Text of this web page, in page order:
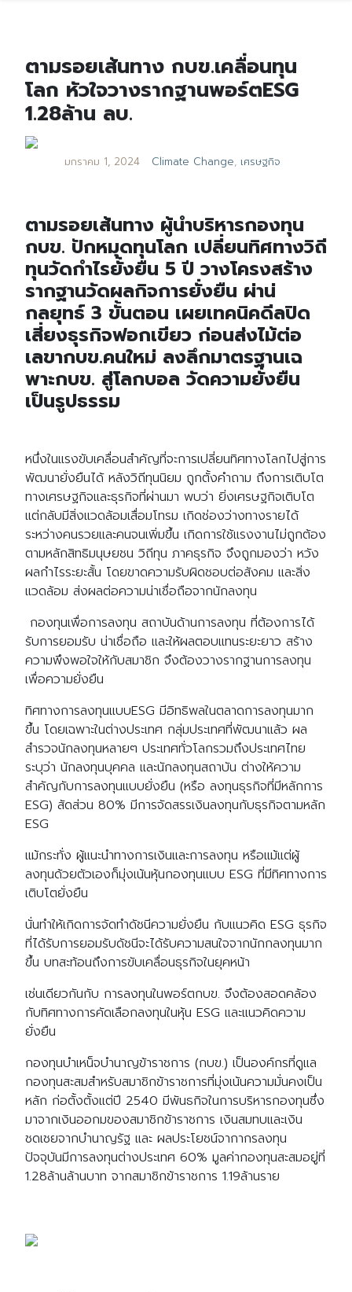
ตามรอยเส้นทาง กบข.เคลื่อนทุน
โลก หัวใจวางรากฐานพอร์ตESG
1.28ล้าน ลบ.
มกราคม 1, 2024 Climate Change, เศรษฐกิจ
ตามรอยเส้นทาง ผู้นำบริหารกองทุน
กบข. ปักหมุดทุนโลก เปลี่ยนทิศทางวิถี
ทุนวัดกำไรยั่งยืน 5 ปี วางโครงสร้าง
รากฐานวัดผลกิจการยั่งยืน ผ่าน่
กลยุทธ์ 3 ขั้นตอน เผยเทคนิคดีลปิด
เสี่ยงธุรกิจฟอกเขียว ก่อนส่งไม้ต่อ
เลขากบข.คนใหม่ ลงลึกมาตรฐานเฉ
พาะกบข. สู่โลกบอล วัดความยั่งยืน
เป็นรูปธรรม
หนึ่งในแรงขับเคลื่อนสำคัญที่จะการเปลี่ยนทิศทางโลกไปสู่การ
พัฒนายั่งยืนได้ หลังวิถีทุนนิยม ถูกตั้งคำถาม ถึงการเติบโต
ทางเศรษฐกิจและธุรกิจที่ผ่านมา พบว่า ยิ่งเศรษฐกิจเติบโต
แต่กลับมีสิ่งแวดล้อมเสื่อมโทรม เกิดช่องว่างทางรายได้
ระหว่างคนรวยและคนจนเพิ่มขึ้น เกิดการใช้แรงงานไม่ถูกต้อง
ตามหลักสิทธิมนุษยชน วิถีทุน ภาคธุรกิจ จึงถูกมองว่า หวัง
ผลกำไรระยะสั้น โดยขาดความรับผิดชอบต่อสังคม และสิ่ง
แวดล้อม ส่งผลต่อความน่าเชื่อถือจากนักลงทุน
กองทุนเพื่อการลงทุน สถาบันด้านการลงทุน ที่ต้องการได้
รับการยอมรับ น่าเชื่อถือ และให้ผลตอบแทนระยะยาว สร้าง
ความพึงพอใจให้กับสมาชิก จึงต้องวางรากฐานการลงทุน
เพื่อความยั่งยืน
ทิศทางการลงทุนแบบESG มีอิทธิพลในตลาดการลงทุนมาก
ขึ้น โดยเฉพาะในต่างประเทศ กลุ่มประเทศที่พัฒนาแล้ว ผล
สำรวจนักลงทุนหลายๆ ประเทศทั่วโลกรวมถึงประเทศไทย
ระบุว่า นักลงทุนบุคคล และนักลงทุนสถาบัน ต่างให้ความ
สำคัญกับการลงทุนแบบยั่งยืน (หรือ ลงทุนธุรกิจที่มีหลักการ
ESG) สัดส่วน 80% มีการจัดสรรเงินลงทุนกับธุรกิจตามหลัก
ESG
แม้กระทั่ง ผู้แนะนำทางการเงินและการลงทุน หรือแม้แต่ผู้
ลงทุนด้วยตัวเองก็มุ่งเน้นหุ้นกองทุนแบบ ESG ที่มีทิศทางการ
เติบโตยั่งยืน
นั่นทำให้เกิดการจัดทำดัชนีความยั่งยืน กับแนวคิด ESG ธุรกิจ
ที่ได้รับการยอมรับดัชนีจะได้รับความสนใจจากนักกลงทุนมาก
ขึ้น บทสะท้อนถึงการขับเคลื่อนธุรกิจในยุคหน้า
เช่นเดียวกันกับ การลงทุนในพอร์ตกบข. จึงต้องสอดคล้อง
กับทิศทางการคัดเลือกลงทุนในหุ้น ESG และแนวคิดความ
ยั่งยืน
กองทุนบำเหน็จบำนาญข้าราชการ (กบข.) เป็นองค์กรที่ดูแล
กองทุนสะสมสำหรับสมาชิกข้าราชการที่มุ่งเน้นความมั่นคงเป็น
หลัก ก่อตั้งตั้งแต่ปี 2540 มีพันธกิจในการบริหารกองทุนซึ่ง
มาจากเงินออกมของสมาชิกข้าราชการ เงินสมทบและเงิน
ชดเชยจากบำนาญรัฐ และ ผลประโยชน์จากากรลงทุน
ปัจจุบันมีการลงทุนต่างประเทศ 60% มูลค่ากองทุนสะสมอยู่ที่
1.28ล้านล้านบาท จากสมาชิกข้าราชการ 1.19ล้านราย